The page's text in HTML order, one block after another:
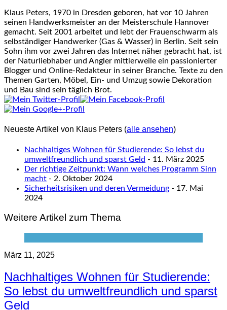
Klaus Peters, 1970 in Dresden geboren, hat vor 10 Jahren
seinen Handwerksmeister an der Meisterschule Hannover
gemacht. Seit 2001 arbeitet und lebt der Frauenschwarm als
selbständiger Handwerker (Gas & Wasser) in Berlin. Seit sein
Sohn ihm vor zwei Jahren das Internet näher gebracht hat, ist
der Naturliebhaber und Angler mittlerweile ein passionierter
Blogger und Online-Redakteur in seiner Branche. Texte zu den
Themen Garten, Möbel, Ein- und Umzug sowie Dekoration
und Bau sind sein täglich Brot.
Neueste Artikel von Klaus Peters (alle ansehen)
Nachhaltiges Wohnen für Studierende: So lebst du
umweltfreundlich und sparst Geld - 11. März 2025
Der richtige Zeitpunkt: Wann welches Programm Sinn
macht - 2. Oktober 2024
Sicherheitsrisiken und deren Vermeidung - 17. Mai
2024
Weitere Artikel zum Thema
März 11, 2025
Nachhaltiges Wohnen für Studierende:
So lebst du umweltfreundlich und sparst
Geld